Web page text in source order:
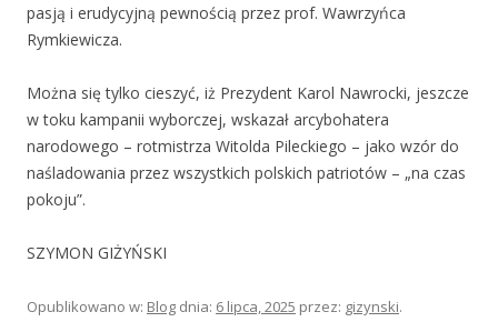
pasją i erudycyjną pewnością przez prof. Wawrzyńca
Rymkiewicza.
Można się tylko cieszyć, iż Prezydent Karol Nawrocki, jeszcze
w toku kampanii wyborczej, wskazał arcybohatera
narodowego – rotmistrza Witolda Pileckiego – jako wzór do
naśladowania przez wszystkich polskich patriotów – „na czas
pokoju”.
SZYMON GIŻYŃSKI
Opublikowano w: Blog dnia: 6 lipca, 2025 przez: gizynski.